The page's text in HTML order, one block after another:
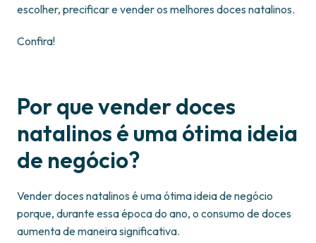
escolher, precificar e vender os melhores doces natalinos.
Confira!
Por que vender doces
natalinos é uma ótima ideia
de negócio?
Vender doces natalinos é uma ótima ideia de negócio
porque, durante essa época do ano, o consumo de doces
aumenta de maneira significativa.